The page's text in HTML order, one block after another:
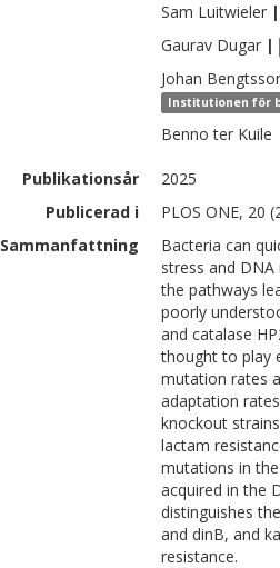
Sam Luitwieler |
Gaurav Dugar |
Johan
Institutionen för
Benno ter Kuile
Publikationsår
2025
Publicerad i
PLOS ONE, 20
Sammanfattning
Bacteria can
stress and
the pathways
poorly
and catalase
thought to play
mutation rates
adaptation
knockout
lactam
mutations in
acquired in the
distinguishes
and dinB, and
resistance.